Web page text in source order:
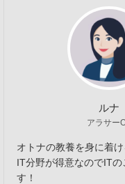
ルナ
アラサー
オトナの教養を身に着け
IT分野が得意なのでITの
す！